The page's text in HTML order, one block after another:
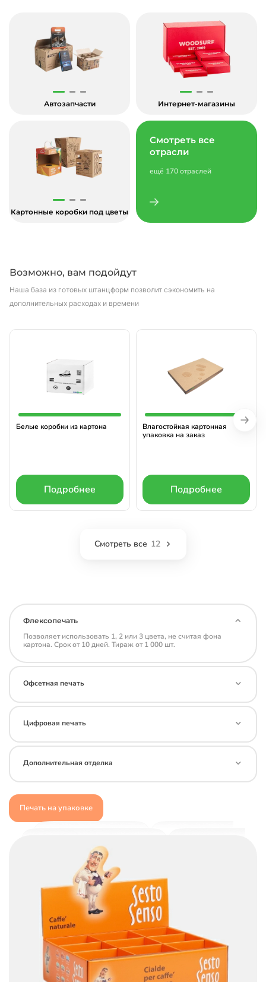
Автозапчасти Интернет-магазины
Картонные коробки под цветы
Смотреть все
отрасли
ещё 170 отраслей
Возможно, вам подойдут
Наша база из готовых штанцформ позволит сэкономить на
дополнительных расходах и времени
Белые коробки из картона
Подробнее
Влагостойкая картонная
упаковка на заказ
Подробнее
Смотреть все 12
Флексопечать
Позволяет использовать 1, 2 или 3 цвета, не считая фона
картона. Срок от 10 дней. Тираж от 1 000 шт.
Офсетная печать
Цифровая печать
Дополнительная отделка
Печать на упаковке